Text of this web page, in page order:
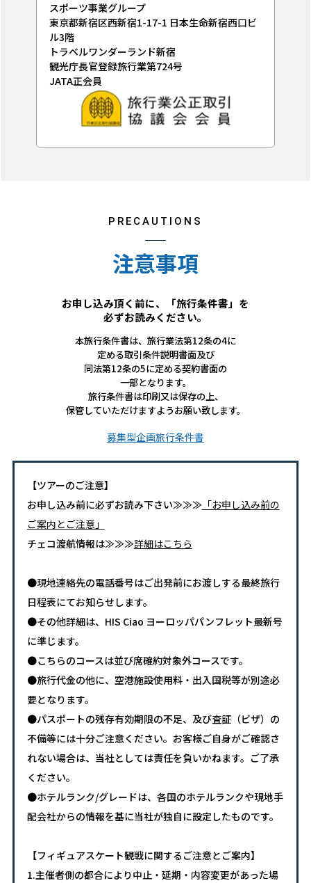
スポーツ事業グループ
東京都新宿区西新宿1-17-1 日本生命新宿西口ビ
ル3階
トラベルワンダーランド新宿
観光庁長官登録旅行業第724号
JATA正会員
PRECAUTIONS
注意事項
お申し込み頂く前に、「旅行条件書」を
必ずお読みください。
本旅行条件書は、旅行業法第12条の4に
定める取引条件説明書面及び
同法第12条の5に定める契約書面の
一部となります。
旅行条件書は印刷又は保存の上、
保管していただけますようお願い致します。
募集型企画旅行条件書
【ツアーのご注意】
お申し込み前に必ずお読み下さい≫≫≫「お申し込み前の
ご案内とご注意」
チェコ渡航情報は≫≫≫詳細はこちら
●現地連絡先の電話番号はご出発前にお渡しする最終旅行
日程表にてお知らせします。
●その他詳細は、HIS Ciao ヨーロッパパンフレット最新号
に準じます。
●こちらのコースは並び席確約対象外コースです。
●旅行代金の他に、空港施設使用料・出入国税等が別途必
要となります。
●パスポートの残存有効期限の不足、及び査証（ビザ）の
不備等には十分ご注意ください。お客様ご自身がご確認さ
れない場合は、当社としては責任を負いかねます。ご了承
ください。
●ホテルランク/グレードは、各国のホテルランクや現地手
配会社からの情報を基に当社が独自に設定したものです。
【フィギュアスケート観戦に関するご注意とご案内】
1.主催者側の都合により中止・延期・内容変更があった場